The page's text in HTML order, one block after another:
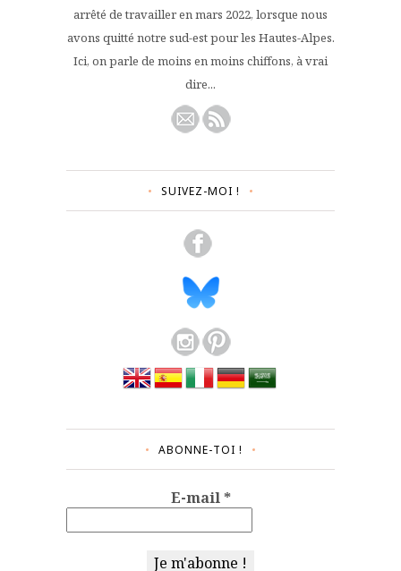
arrêté de travailler en mars 2022, lorsque nous
avons quitté notre sud-est pour les Hautes-Alpes.
Ici, on parle de moins en moins chiffons, à vrai
dire...
SUIVEZ-MOI !
ABONNE-TOI !
E-mail*